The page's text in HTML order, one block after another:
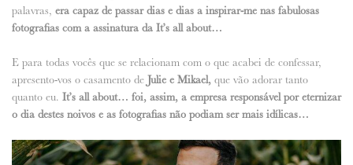
FORNECEDORES RECOMENDADOS
palavras, era capaz de passar dias e dias a inspirar-me nas fabulosas
fotografias com a assinatura da It’s all about…
E para todas vocês que se relacionam com o que acabei de confessar,
apresento-vos o casamento de Julie e Mikael, que vão adorar tanto
quanto eu. It’s all about… foi, assim, a empresa responsável por eternizar
o dia destes noivos e as fotografias não podiam ser mais idílicas…